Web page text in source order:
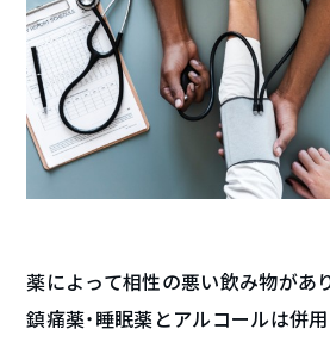
薬によって相性の悪い飲み物があ
鎮痛薬・睡眠薬とアルコールは併